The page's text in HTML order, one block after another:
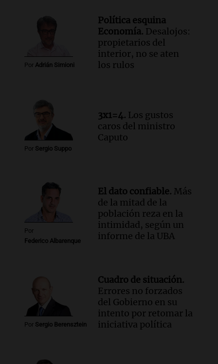
Una mañana para todos
Episodios
Altas Cumbres: rescataron a una
cabra que llevaba ocho días atrapada en
Audio.
Chile planteó mejorar la
conectividad fronteriza, aérea y digital
con Jujuy
Panorama Federal
Episodios
Por Adrián Simioni
Política esquina
Economía. Desalojos:
propietarios del
interior, no se aten
los rulos
Por Sergio Suppo
3x1=4. Los gustos
caros del ministro
Caputo
Por
Federico Albarenque
El dato confiable. Más
de la mitad de la
población reza en la
intimidad, según un
informe de la UBA
Por Sergio Berensztein
Cuadro de situación.
Errores no forzados
del Gobierno en su
intento por retomar la
iniciativa política